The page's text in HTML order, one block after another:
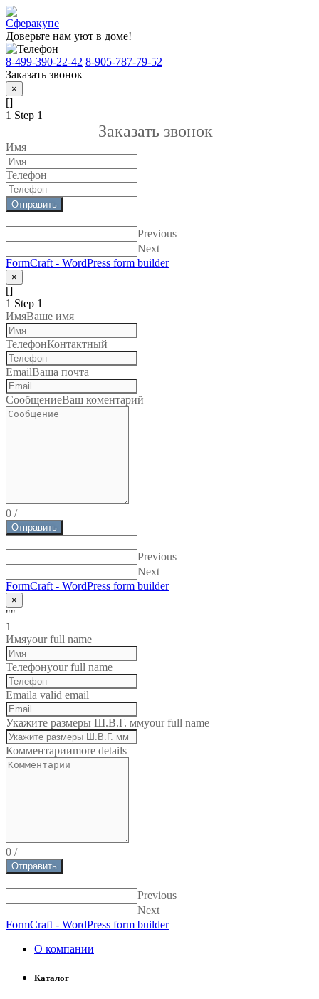
Доверьте нам уют в доме!
8-499-390-22-42 8-905-787-79-52
Заказать звонок
×
[]
1 Step 1
Заказать звонок
Имя
Телефон
Отправить
Previous
Next
FormCraft - WordPress form builder
×
[]
1 Step 1
ИмяВаше имя
ТелефонКонтактный
EmailВаша почта
СообщениеВаш коментарий
0 /
Отправить
Previous
Next
FormCraft - WordPress form builder
×
""
1
Имяyour full name
Телефонyour full name
Emaila valid email
Укажите размеры Ш.В.Г. ммyour full name
Комментарииmore details
0 /
Отправить
Previous
Next
FormCraft - WordPress form builder
О компании
Каталог